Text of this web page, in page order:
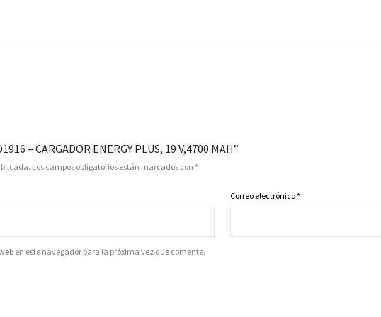
– CARGADOR ENERGY PLUS, 19 V,4700 MAH”
Los campos obligatorios están marcados con *
Correo electrónico*
en este navegador para la próxima vez que comente.